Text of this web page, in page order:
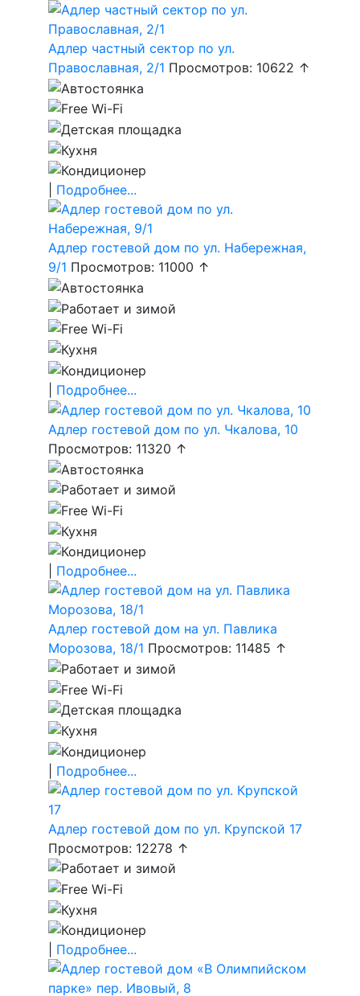
Адлер частный сектор по ул.
Православная, 2/1 Просмотров: 10622 ↑
Подробнее...
Адлер гостевой дом по ул. Набережная,
9/1 Просмотров: 11000 ↑
Подробнее...
Адлер гостевой дом по ул. Чкалова, 10
Просмотров: 11320 ↑
Подробнее...
Адлер гостевой дом на ул. Павлика
Морозова, 18/1 Просмотров: 11485 ↑
Подробнее...
Адлер гостевой дом по ул. Крупской 17
Просмотров: 12278 ↑
Подробнее...